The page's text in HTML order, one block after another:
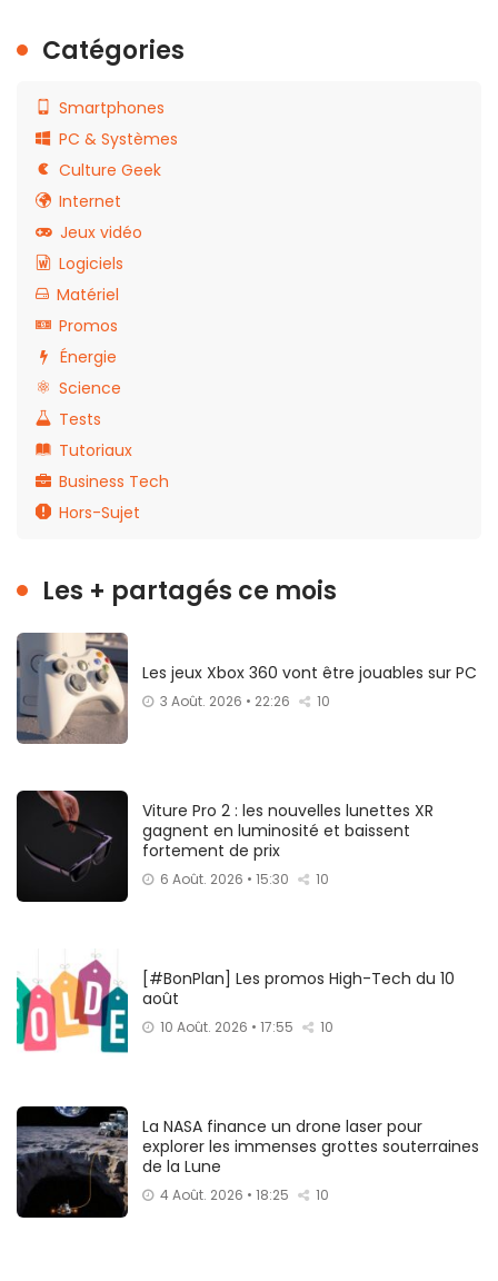
Catégories
Smartphones
PC & Systèmes
Culture Geek
Internet
Jeux vidéo
Logiciels
Matériel
Promos
Énergie
Science
Tests
Tutoriaux
Business Tech
Hors-Sujet
Les + partagés ce mois
Les jeux Xbox 360 vont être jouables sur PC
3 Août. 2026 • 22:26 10
Viture Pro 2 : les nouvelles lunettes XR
gagnent en luminosité et baissent
fortement de prix
6 Août. 2026 • 15:30 10
[#BonPlan] Les promos High-Tech du 10
août
10 Août. 2026 • 17:55 10
La NASA finance un drone laser pour
explorer les immenses grottes souterraines
de la Lune
4 Août. 2026 • 18:25 10